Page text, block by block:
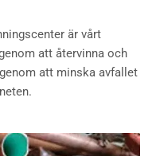
är vårt
att återvinna och
att minska avfallet